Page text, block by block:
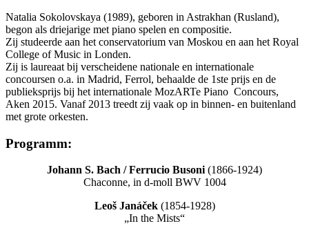
Natalia Sokolovskaya (1989), geboren in Astrakhan (Rusland),
begon als driejarige met piano spelen en compositie.
Zij studeerde aan het conservatorium van Moskou en aan het Royal
College of Music in Londen.
Zij is laureaat bij verscheidene nationale en internationale
concoursen o.a. in Madrid, Ferrol, behaalde de 1ste prijs en de
publieksprijs bij het internationale MozARTe Piano Concours,
Aken 2015. Vanaf 2013 treedt zij vaak op in binnen- en buitenland
met grote orkesten.
Programm:
Johann S. Bach / Ferrucio Busoni (1866-1924)
Chaconne, in d-moll BWV 1004
Leoš Janáček (1854-1928)
„In the Mists“